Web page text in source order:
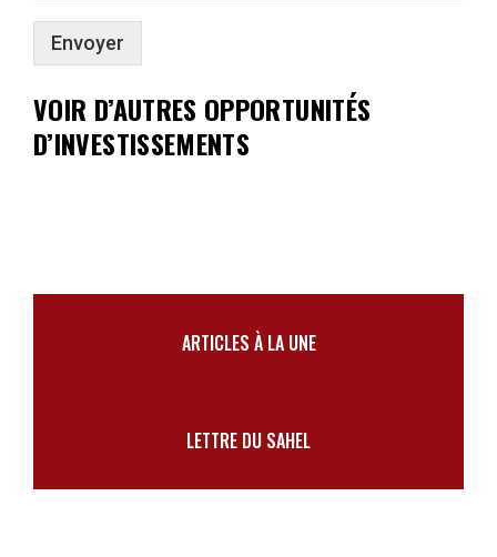
Envoyer
VOIR D’AUTRES OPPORTUNITÉS
D’INVESTISSEMENTS
ARTICLES À LA UNE
LETTRE DU SAHEL